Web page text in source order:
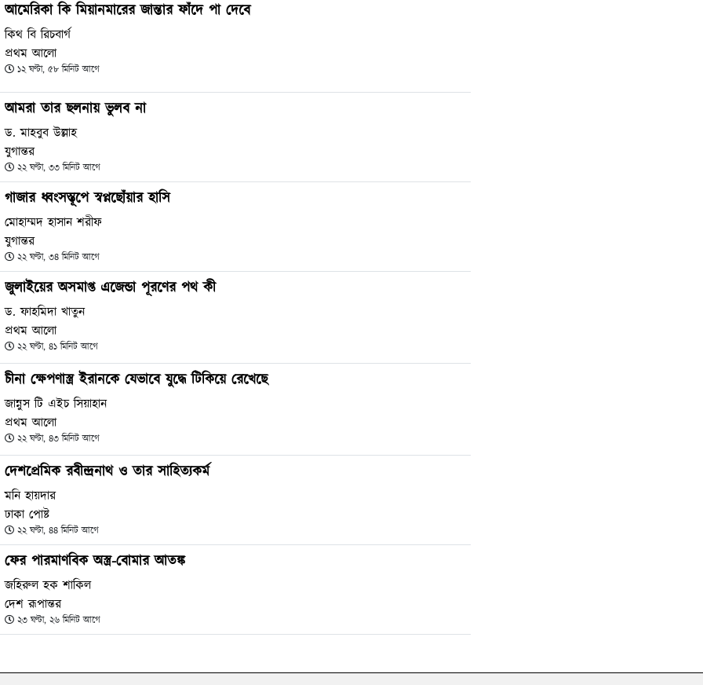
আমেরিকা কি মিয়ানমারের জান্তার ফাঁদে পা দেবে
কিথ বি রিচবার্গ
প্রথম আলো
১২ ঘণ্টা, ৫৮ মিনিট আগে
আমরা তার ছলনায় ভুলব না
ড. মাহবুব উল্লাহ
যুগান্তর
২২ ঘণ্টা, ৩৩ মিনিট আগে
গাজার ধ্বংসস্তূপে স্বপ্নছোঁয়ার হাসি
মোহাম্মদ হাসান শরীফ
যুগান্তর
২২ ঘণ্টা, ৩৪ মিনিট আগে
জুলাইয়ের অসমাপ্ত এজেন্ডা পূরণের পথ কী
ড. ফাহমিদা খাতুন
প্রথম আলো
২২ ঘণ্টা, ৪১ মিনিট আগে
চীনা ক্ষেপণাস্ত্র ইরানকে যেভাবে যুদ্ধে টিকিয়ে রেখেছে
জান্নুস টি এইচ সিয়াহান
প্রথম আলো
২২ ঘণ্টা, ৪৩ মিনিট আগে
দেশপ্রেমিক রবীন্দ্রনাথ ও তার সাহিত্যকর্ম
মনি হায়দার
ঢাকা পোষ্ট
২২ ঘণ্টা, ৪৪ মিনিট আগে
ফের পারমাণবিক অস্ত্র-বোমার আতঙ্ক
জহিরুল হক শাকিল
দেশ রূপান্তর
২৩ ঘণ্টা, ২৬ মিনিট আগে